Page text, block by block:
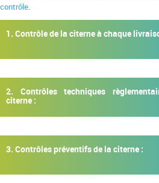
contrôle.
1. Contrôle de la citerne à chaque
2. Contrôles techniques
citerne :
3. Contrôles préventifs de la citerne :